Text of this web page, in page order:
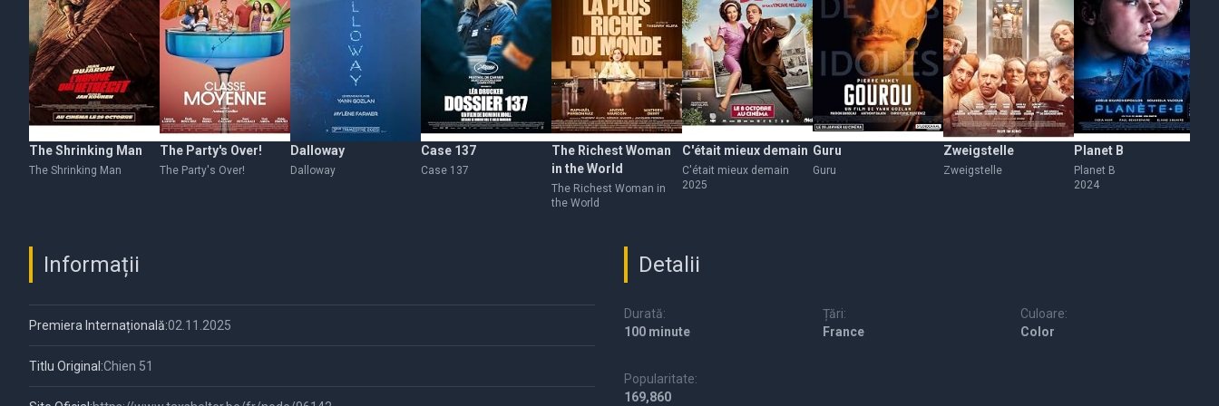
The Shrinking Man
The Shrinking Man
The Party's Over!
The Party's Over!
Dalloway
Dalloway
Case 137
Case 137
The Richest Woman
in the World
The Richest Woman in
the World
C'était mieux demain
C'était mieux demain
2025
Guru
Guru
Zweigstelle
Zweigstelle
Planet B
Planet B
2024
Informații
Premiera Internațională:02.11.2025
Titlu Original:Chien 51
Detalii
Durată:
100 minute
Țări:
France
Culoare:
Color
Popularitate:
169,860